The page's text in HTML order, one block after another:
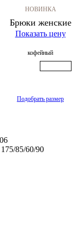
НОВИНКА
Брюки женские
Показать цену
кофейный
Подобрать размер
85/60/90